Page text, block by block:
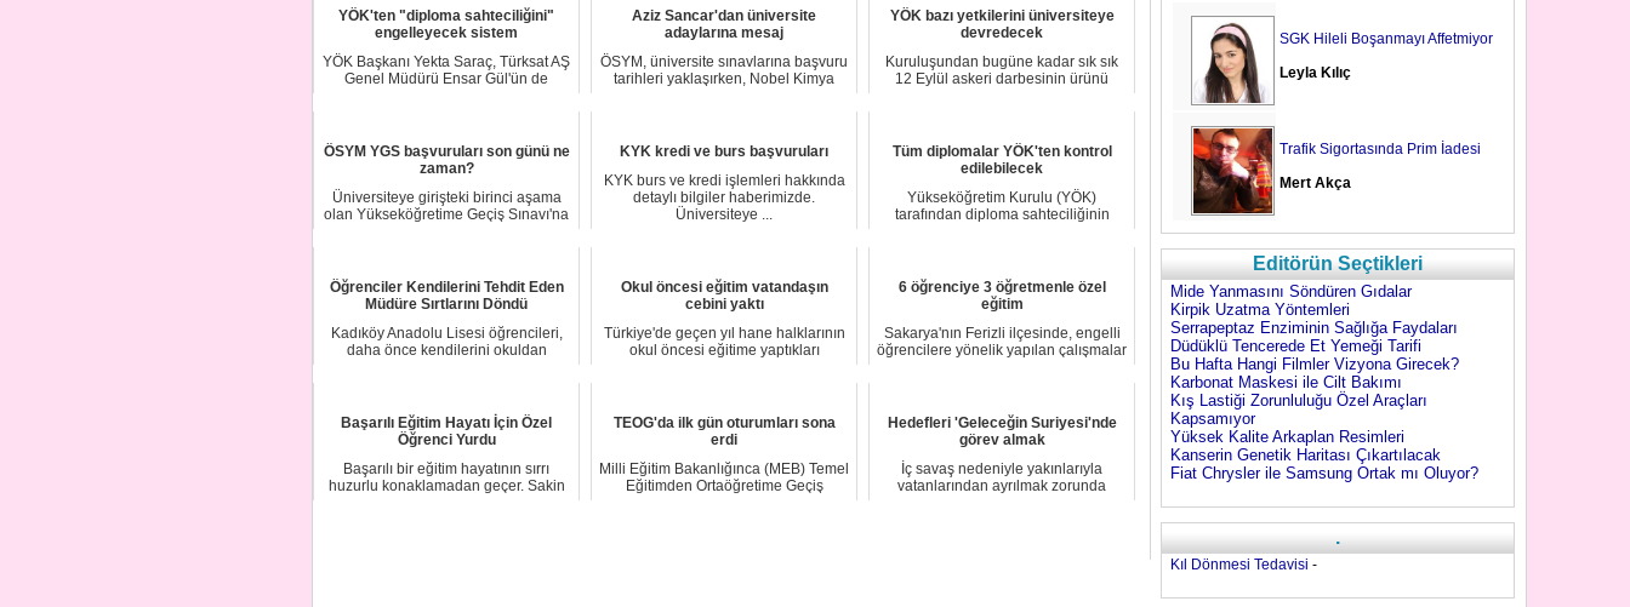
YÖK'ten "diploma sahteciliğini"
engelleyecek sistem
YÖK Başkanı Yekta Saraç, Türksat AŞ
Genel Müdürü Ensar Gül'ün de
Aziz Sancar'dan üniversite
adaylarına mesaj
ÖSYM, üniversite sınavlarına başvuru
tarihleri yaklaşırken, Nobel Kimya
YÖK bazı yetkilerini üniversiteye
devredecek
Kuruluşundan bugüne kadar sık sık
12 Eylül askeri darbesinin ürünü
ÖSYM YGS başvuruları son günü ne
zaman?
Üniversiteye girişteki birinci aşama
olan Yükseköğretime Geçiş Sınavı'na
KYK kredi ve burs başvuruları
KYK burs ve kredi işlemleri hakkında
detaylı bilgiler haberimizde.
Üniversiteye ...
Tüm diplomalar YÖK'ten kontrol
edilebilecek
Yükseköğretim Kurulu (YÖK)
tarafından diploma sahteciliğinin
Öğrenciler Kendilerini Tehdit Eden
Müdüre Sırtlarını Döndü
Kadıköy Anadolu Lisesi öğrencileri,
daha önce kendilerini okuldan
Okul öncesi eğitim vatandaşın
cebini yaktı
Türkiye'de geçen yıl hane halklarının
okul öncesi eğitime yaptıkları
6 öğrenciye 3 öğretmenle özel
eğitim
Sakarya'nın Ferizli ilçesinde, engelli
öğrencilere yönelik yapılan çalışmalar
Başarılı Eğitim Hayatı İçin Özel
Öğrenci Yurdu
Başarılı bir eğitim hayatının sırrı
huzurlu konaklamadan geçer. Sakin
TEOG'da ilk gün oturumları sona
erdi
Milli Eğitim Bakanlığınca (MEB) Temel
Eğitimden Ortaöğretime Geçiş
Hedefleri 'Geleceğin Suriyesi'nde
görev almak
İç savaş nedeniyle yakınlarıyla
vatanlarından ayrılmak zorunda
SGK Hileli Boşanmayı Affetmiyor
Leyla Kılıç
Trafik Sigortasında Prim İadesi
Mert Akça
Editörün Seçtikleri
Mide Yanmasını Söndüren Gıdalar
Kirpik Uzatma Yöntemleri
Serrapeptaz Enziminin Sağlığa Faydaları
Düdüklü Tencerede Et Yemeği Tarifi
Bu Hafta Hangi Filmler Vizyona Girecek?
Karbonat Maskesi ile Cilt Bakımı
Kış Lastiği Zorunluluğu Özel Araçları
Kapsamıyor
Yüksek Kalite Arkaplan Resimleri
Kanserin Genetik Haritası Çıkartılacak
Fiat Chrysler ile Samsung Ortak mı Oluyor?
.
Kıl Dönmesi Tedavisi -